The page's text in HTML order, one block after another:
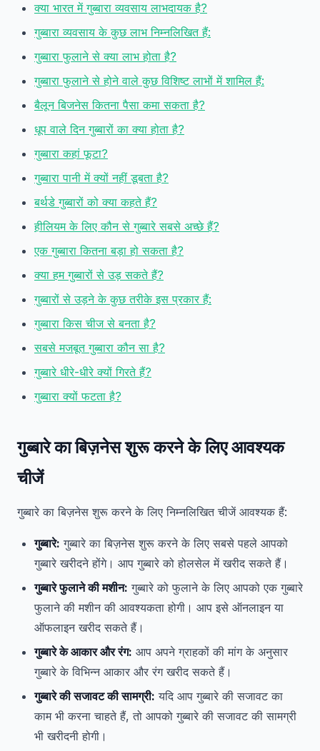
क्या भारत में गुब्बारा व्यवसाय लाभदायक है?
गुब्बारा व्यवसाय के कुछ लाभ निम्नलिखित हैं:
गुब्बारा फुलाने से क्या लाभ होता है?
गुब्बारा फुलाने से होने वाले कुछ विशिष्ट लाभों में शामिल हैं:
बैलून बिजनेस कितना पैसा कमा सकता है?
धूप वाले दिन गुब्बारों का क्या होता है?
गुब्बारा कहां फूटा?
गुब्बारा पानी में क्यों नहीं डूबता है?
बर्थडे गुब्बारों को क्या कहते हैं?
हीलियम के लिए कौन से गुब्बारे सबसे अच्छे हैं?
एक गुब्बारा कितना बड़ा हो सकता है?
क्या हम गुब्बारों से उड़ सकते हैं?
गुब्बारों से उड़ने के कुछ तरीके इस प्रकार हैं:
गुब्बारा किस चीज से बनता है?
सबसे मजबूत गुब्बारा कौन सा है?
गुब्बारे धीरे-धीरे क्यों गिरते हैं?
गुब्बारा क्यों फटता है?
गुब्बारे का बिज़नेस शुरू करने के लिए आवश्यक
चीजें
गुब्बारे का बिज़नेस शुरू करने के लिए निम्नलिखित चीजें आवश्यक हैं:
गुब्बारे: गुब्बारे का बिज़नेस शुरू करने के लिए सबसे पहले आपको
गुब्बारे खरीदने होंगे। आप गुब्बारे को होलसेल में खरीद सकते हैं।
गुब्बारे फुलाने की मशीन: गुब्बारे को फुलाने के लिए आपको एक गुब्बारे
फुलाने की मशीन की आवश्यकता होगी। आप इसे ऑनलाइन या
ऑफलाइन खरीद सकते हैं।
गुब्बारे के आकार और रंग: आप अपने ग्राहकों की मांग के अनुसार
गुब्बारे के विभिन्न आकार और रंग खरीद सकते हैं।
गुब्बारे की सजावट की सामग्री: यदि आप गुब्बारे की सजावट का
काम भी करना चाहते हैं, तो आपको गुब्बारे की सजावट की सामग्री
भी खरीदनी होगी।